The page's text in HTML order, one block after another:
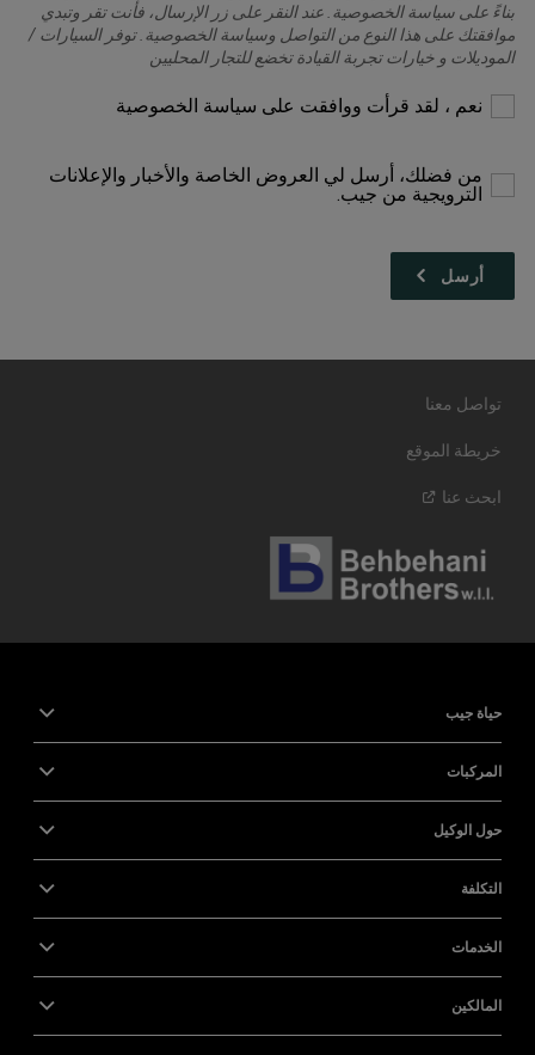
بناءً على سياسة الخصوصية. عند النقر على زر الإرسال، فأنت تقر وتبدي
موافقتك على هذا النوع من التواصل وسياسة الخصوصية. توفر السيارات /
الموديلات و خيارات تجربة القيادة تخضع للتجار المحليين
نعم ، لقد قرأت ووافقت على سياسة الخصوصية
من فضلك، أرسل لي العروض الخاصة والأخبار والإعلانات
الترويجية من جيب.
تواصل معنا
خريطة الموقع
ابحث عنا
حياة جيب
المركبات
حول الوكيل
التكلفة
الخدمات
المالكين